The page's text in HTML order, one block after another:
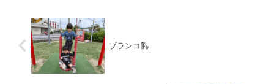
ブランコ🛝